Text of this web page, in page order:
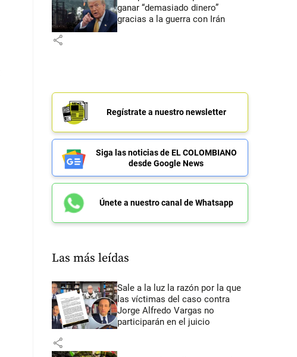
ganar “demasiado dinero”
gracias a la guerra con Irán
share
Regístrate a nuestro newsletter
Siga las noticias de EL COLOMBIANO
desde Google News
Únete a nuestro canal de Whatsapp
Las más leídas
Sale a la luz la razón por la que
las víctimas del caso contra
Jorge Alfredo Vargas no
participarán en el juicio
share